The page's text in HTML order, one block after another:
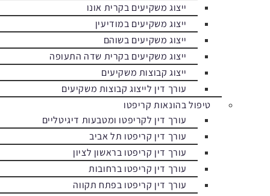
ייצוג משקיעים בקרית אונו
ייצוג משקיעים במודיעין
ייצוג משקיעים בשוהם
ייצוג משקיעים בקרית שדה התעופה
ייצוג קבוצות משקיעים
עורך דין לייצוג קבוצות משקיעים
טיפול בהונאות קריפטו
עורך דין לקריפטו ומטבעות דיגיטליים
עורך דין קריפטו תל אביב
עורך דין קריפטו בראשון לציון
עורך דין קריפטו ברחובות
עורך דין קריפטו בפתח תקווה